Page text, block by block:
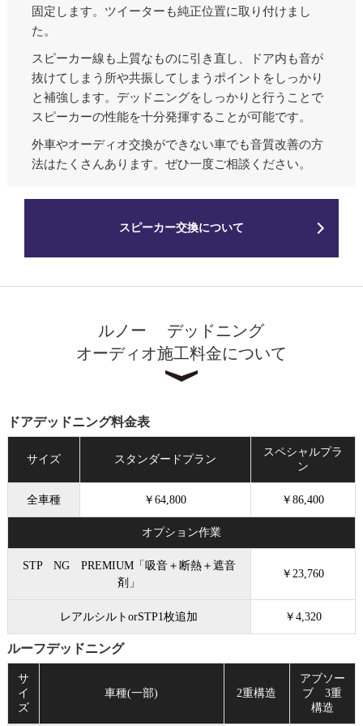
固定します。ツイーターも純正位置に取り付けまし
た。
スピーカー線も上質なものに引き直し、ドア内も音が
抜けてしまう所や共振してしまうポイントをしっかり
と補強します。デッドニングをしっかりと行うことで
スピーカーの性能を十分発揮することが可能です。
外車やオーディオ交換ができない車でも音質改善の方
法はたくさんあります。ぜひ一度ご相談ください。
スピーカー交換について
ルノー デッドニング
オーディオ施工料金について
ドアデッドニング料金表
サイズ スタンダードプラン
スペシャルプラ
ン
全車種 ￥64,800 ￥86,400
オプション作業
STP NG PREMIUM「吸音＋断熱＋遮音
剤」
￥23,760
レアルシルトorSTP1枚追加 ￥4,320
ルーフデッドニング
サ
イ
ズ
車種(一部) 2重構造
アブソー
ブ 3重
構造